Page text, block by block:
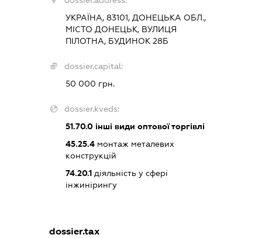
УКРАЇНА, 83101, ДОНЕЦЬКА ОБЛ.,
МІСТО ДОНЕЦЬК, ВУЛИЦЯ
ПІЛОТНА, БУДИНОК 28Б
dossier.capital:
50 000 грн.
dossier.kveds:
51.70.0 інші види оптової торгівлі
45.25.4 монтаж металевих
конструкцій
74.20.1 діяльність у сфері
інжинірингу
dossier.tax